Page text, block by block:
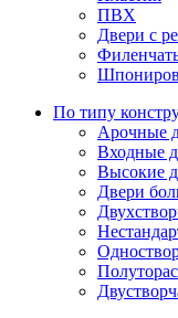
ПВХ
Двери с
По типу
Арочные
Входные
Высокие
Двери